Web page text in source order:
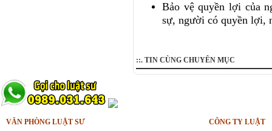
Bảo vệ quyền lợi của
sự, người có quyền lợi,
::. TIN CÙNG CHUYÊN MỤC
VĂN PHÒNG LUẬT SƯ
CÔNG TY LUẬT